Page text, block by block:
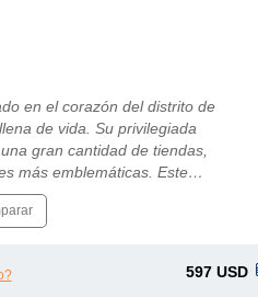
en el corazón del distrito de
de vida. Su privilegiada
gran cantidad de tiendas,
más emblemáticas. Este…
597 USD